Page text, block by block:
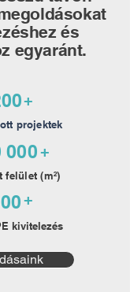
és
egyaránt.
+
projektek
000
felület (m²)
+
kivitelezés
+